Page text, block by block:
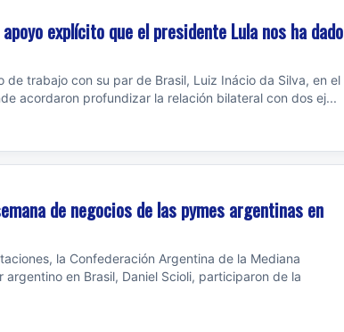
explícito que el presidente Lula nos ha dado
de trabajo con su par de Brasil, Luiz Inácio da Silva, en el
acordaron profundizar la relación bilateral con dos ej...
de negocios de las pymes argentinas en
la Confederación Argentina de la Mediana
argentino en Brasil, Daniel Scioli, participaron de la